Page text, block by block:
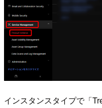
インスタンスタイプで「